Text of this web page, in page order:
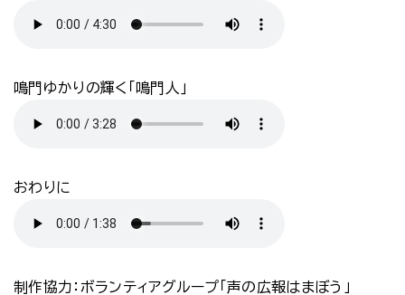
鳴門ゆかりの輝く｢鳴門人｣
おわりに
制作協力：ボランティアグループ「声の広報はまぼう」